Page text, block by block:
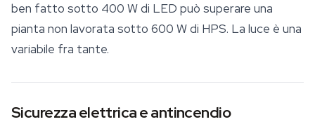
ben fatto sotto 400 W di LED può superare una
pianta non lavorata sotto 600 W di HPS. La luce è una
variabile fra tante.
Sicurezza elettrica e antincendio